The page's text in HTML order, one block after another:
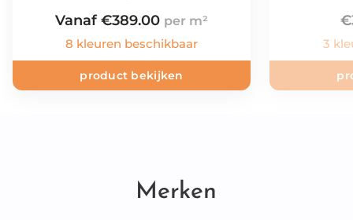
Vanaf €389.00
8 kleuren beschikbaar
product bekijken
€
3
Merken